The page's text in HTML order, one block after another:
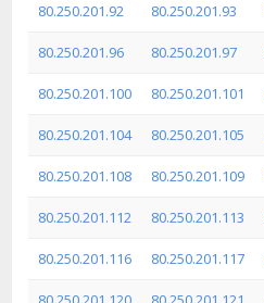
80.250.201.92 80.250.201.93
80.250.201.96 80.250.201.97
80.250.201.100 80.250.201.101
80.250.201.104 80.250.201.105
80.250.201.108 80.250.201.109
80.250.201.112 80.250.201.113
80.250.201.116 80.250.201.117